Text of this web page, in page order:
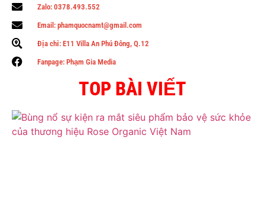
Zalo: 0378.493.552
Email: phamquocnamt@gmail.com
Địa chỉ: E11 Villa An Phú Đông, Q.12
Fanpage: Phạm Gia Media
TOP BÀI VIẾT